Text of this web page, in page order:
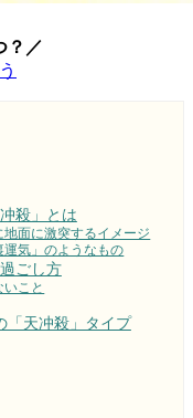
？／
殺」とは
面に激突するイメージ
運気」のようなもの
ごし方
こと
「天冲殺」タイプ